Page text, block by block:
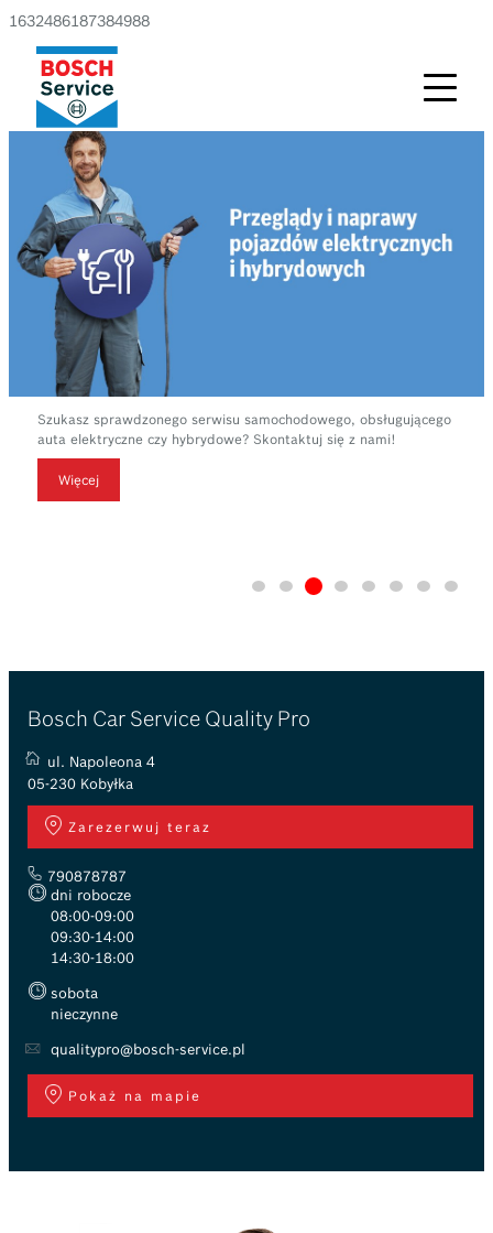
1632486187384988
Szukasz sprawdzonego serwisu samochodowego, obsługującego
auta elektryczne czy hybrydowe? Skontaktuj się z nami!
Więcej
Bosch Car Service Quality Pro
ul. Napoleona 4
05-230 Kobyłka
Zarezerwuj teraz
790878787
dni robocze
08:00-09:00
09:30-14:00
14:30-18:00
sobota
nieczynne
qualitypro@bosch-service.pl
Pokaż na mapie